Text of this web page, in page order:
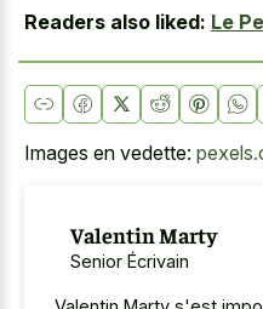
Readers also liked: Le
Images en vedette:
Valentin Marty
Senior Écrivain